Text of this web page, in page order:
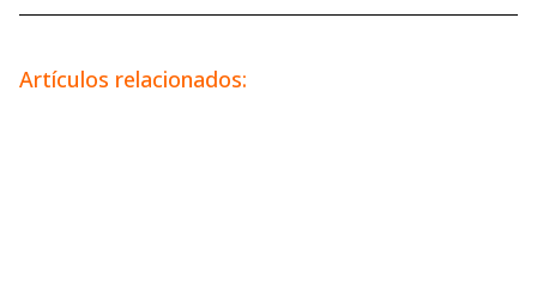
Artículos relacionados: